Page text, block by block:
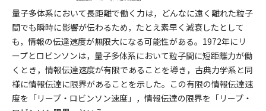
量子多体系において長距離で働く力は，どんなに遠く離れた粒子
間でも瞬時に影響が伝わるため，たとえ素早く減衰したとして
も，情報の伝達速度が無限大になる可能性がある。1972年にリ
ープとロビンソンは，量子多体系において粒子間に短距離力が働
くとき，情報伝達速度が有限であることを導き，古典力学系と同
様に情報伝達に限界があることを示した。この有限の情報伝達速
度を「リープ・ロビンソン速度」，情報伝達の限界を「リープ・